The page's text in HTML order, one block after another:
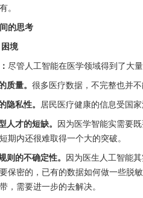
。
的思考
境
尽管人工智能在医学领域得到了大
质量。 很多医疗数据，不完整也并
隐私性。 居民医疗健康的信息受国
人才的短缺。 因为医学智能实需要
期内还很难取得一个大的突破。
则的不确定性。 因为医生人工智能
保密的，已有的数据如何做一些脱
，需要进一步的去解决。